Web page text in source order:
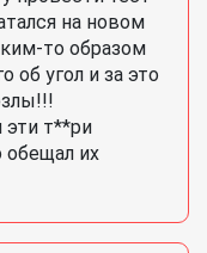
на новом
то образом
об угол и за это
т**ри
обещал их